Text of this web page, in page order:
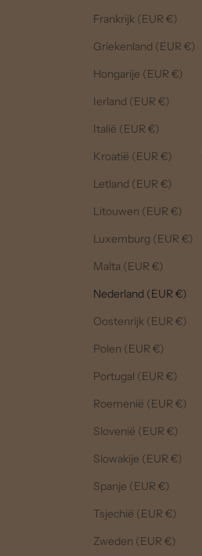
Frankrijk (EUR €)
Griekenland (EUR €)
Hongarije (EUR €)
Ierland (EUR €)
Italië (EUR €)
Kroatië (EUR €)
Letland (EUR €)
Litouwen (EUR €)
Luxemburg (EUR €)
Malta (EUR €)
Nederland (EUR €)
Oostenrijk (EUR €)
Polen (EUR €)
Portugal (EUR €)
Roemenië (EUR €)
Slovenië (EUR €)
Slowakije (EUR €)
Spanje (EUR €)
Tsjechië (EUR €)
Zweden (EUR €)